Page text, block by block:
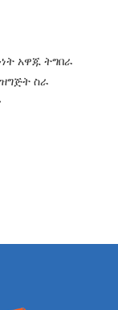
አዋጁ ትግበራ
ስራ